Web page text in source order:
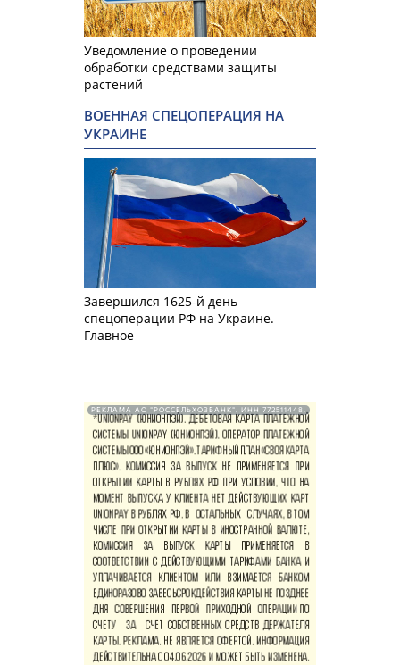
Уведомление о проведении
обработки средствами защиты
растений
ВОЕННАЯ СПЕЦОПЕРАЦИЯ НА
УКРАИНЕ
Завершился 1625-й день
спецоперации РФ на Украине.
Главное
РЕКЛАМА АО "РОССЕЛЬХОЗБАНК". ИНН 772511448.